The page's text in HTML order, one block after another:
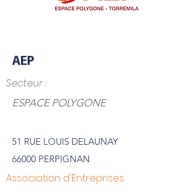
AEP
Secteur :
ESPACE POLYGONE
51 RUE LOUIS DELAUNAY
66000 PERPIGNAN
Association d'Entreprises